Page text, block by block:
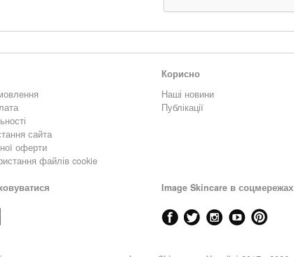
сайта
оферти
файлів cookie
Корисно
Наші новини
Публікації
Image Skincare в соцмережах